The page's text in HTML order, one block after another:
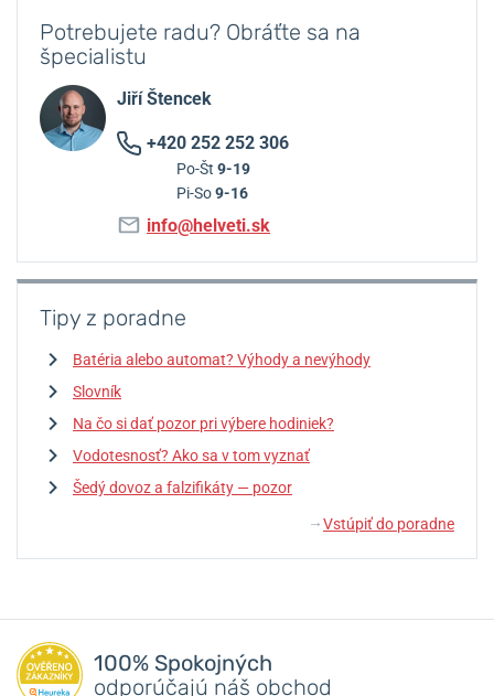
Potrebujete radu? Obráťte sa na
špecialistu
Jiří Štencek
+420 252 252 306
Po-Št 9-19
Pi-So9-16
info@helveti.sk
Tipy z poradne
Batéria alebo automat? Výhody a nevýhody
Slovník
Na čo si dať pozor pri výbere hodiniek?
Vodotesnosť? Ako sa v tom vyznať
Šedý dovoz a falzifikáty — pozor
↓ Vstúpiť do poradne
100% Spokojných
odporúčajú náš obchod